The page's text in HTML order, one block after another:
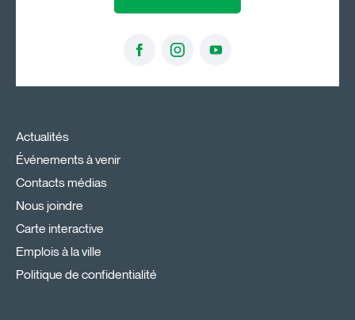
Actualités
Événements à venir
Contacts médias
Nous joindre
Carte interactive
Emplois à la ville
Politique de confidentialité